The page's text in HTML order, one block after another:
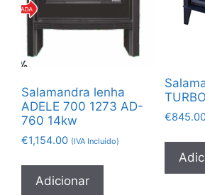
Salamandra lenha
ADELE 700 1273 AD-
760 14kw
€1,154.00 (IVA Incluído)
Adicionar
€